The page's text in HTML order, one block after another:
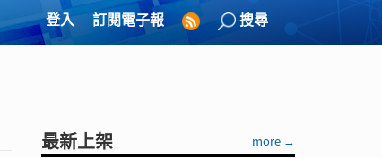
登入 訂閱電子報 搜尋
最新上架 more →